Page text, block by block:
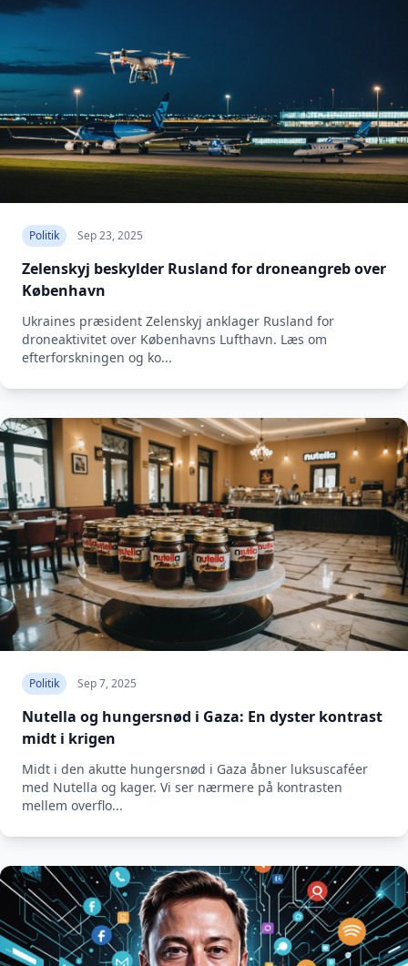
Politik Sep 23, 2025
Zelenskyj beskylder Rusland for droneangreb over
København
Ukraines præsident Zelenskyj anklager Rusland for
droneaktivitet over Københavns Lufthavn. Læs om
efterforskningen og ko...
Politik Sep 7, 2025
Nutella og hungersnød i Gaza: En dyster kontrast
midt i krigen
Midt i den akutte hungersnød i Gaza åbner luksuscaféer
med Nutella og kager. Vi ser nærmere på kontrasten
mellem overflo...